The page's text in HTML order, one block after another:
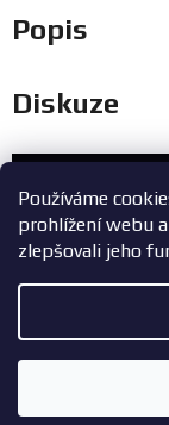
Používáme
prohlížení webu
zlepšovali jeho
Popis
Diskuze
Copyright 2026